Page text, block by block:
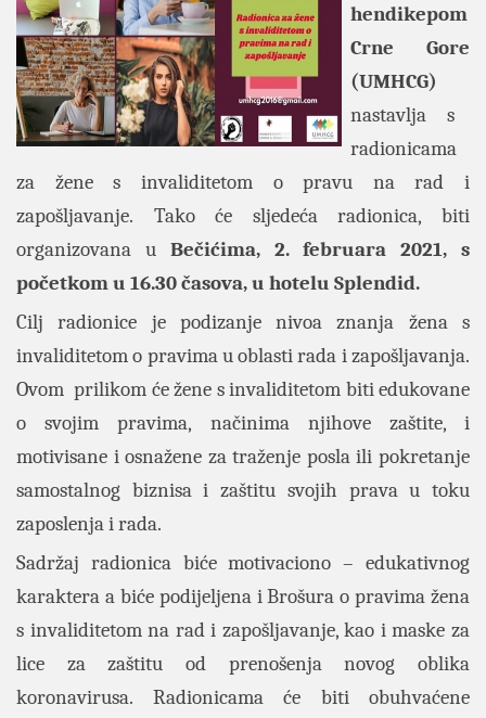
hendikepom
Crne Gore
(UMHCG)
nastavlja s
radionicama
za žene s invaliditetom o pravu na rad i
zapošljavanje. Tako će sljedeća radionica, biti
organizovana u Bečićima, 2. februara 2021, s
početkom u 16.30 časova, u hotelu Splendid.
Cilj radionice je podizanje nivoa znanja žena s
invaliditetom o pravima u oblasti rada i zapošljavanja.
Ovom prilikom će žene s invaliditetom biti edukovane
o svojim pravima, načinima njihove zaštite, i
motivisane i osnažene za traženje posla ili pokretanje
samostalnog biznisa i zaštitu svojih prava u toku
zaposlenja i rada.
Sadržaj radionica biće motivaciono – edukativnog
karaktera a biće podijeljena i Brošura o pravima žena
s invaliditetom na rad i zapošljavanje, kao i maske za
lice za zaštitu od prenošenja novog oblika
koronavirusa. Radionicama će biti obuhvaćene